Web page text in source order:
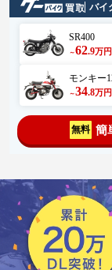
バイ
SR400
～62.9万円
モンキー
～34.8万円
無料 簡